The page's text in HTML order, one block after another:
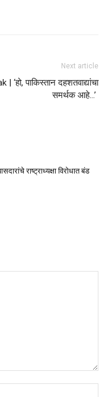
Next article
पाकिस्तान दहशतवाद्यांचा
समर्थक आहे…’
राष्ट्राध्यक्षा विरोधात बंड